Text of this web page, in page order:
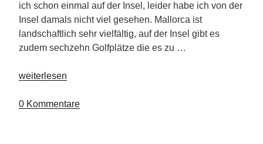
ich schon einmal auf der Insel, leider habe ich von der
Insel damals nicht viel gesehen. Mallorca ist
landschaftlich sehr vielfältig, auf der Insel gibt es
zudem sechzehn Golfplätze die es zu …
„Mallorca-
Calvia
weiterlesen
0 Kommentare